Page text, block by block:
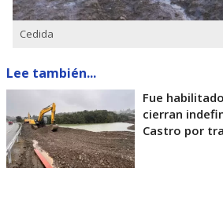
Cedida
Lee también...
Fue
cierran
Castro por